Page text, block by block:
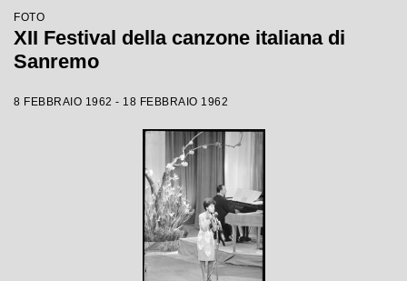
FOTO
XII Festival della canzone italiana di
Sanremo
8 FEBBRAIO 1962 - 18 FEBBRAIO 1962